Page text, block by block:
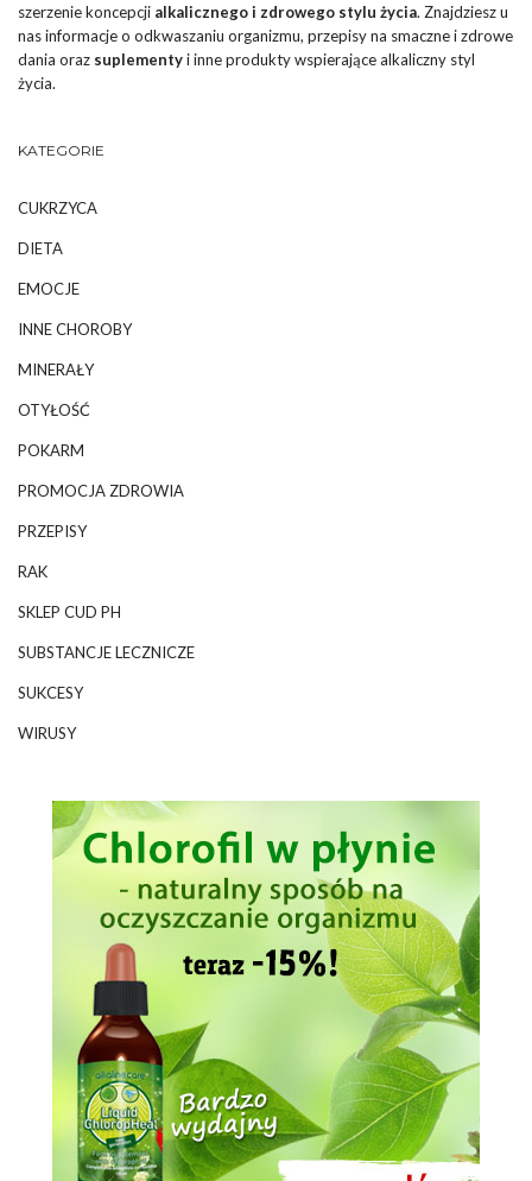
szerzenie koncepcji alkalicznego i zdrowego stylu życia. Znajdziesz u
nas informacje o odkwaszaniu organizmu, przepisy na smaczne i zdrowe
dania oraz suplementyi inne produkty wspierające alkaliczny styl
życia.
KATEGORIE
CUKRZYCA
DIETA
EMOCJE
INNE CHOROBY
MINERAŁY
OTYŁOŚĆ
POKARM
PROMOCJA ZDROWIA
PRZEPISY
RAK
SKLEP CUD PH
SUBSTANCJE LECZNICZE
SUKCESY
WIRUSY